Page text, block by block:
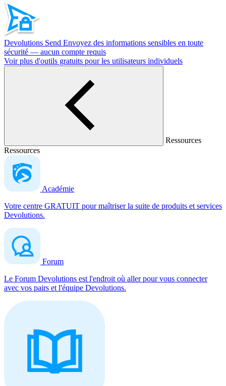
Devolutions Send Envoyez des informations sensibles en toute
sécurité — aucun compte requis
Voir plus d'outils gratuits pour les utilisateurs individuels
Ressources
Ressources
Académie
Votre centre GRATUIT pour maîtriser la suite de produits et services
Devolutions.
Forum
Le Forum Devolutions est l'endroit où aller pour vous connecter
avec vos pairs et l'équipe Devolutions.